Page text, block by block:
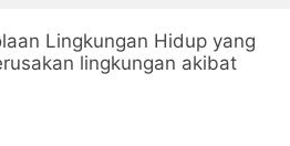
Lingkungan Hidup yang
lingkungan akibat